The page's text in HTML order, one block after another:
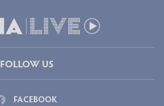
FOLLOW US
FACEBOOK